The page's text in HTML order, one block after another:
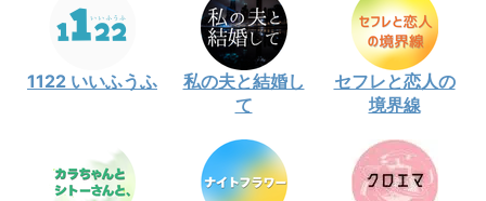
1122 いいふうふ
私の夫と結婚し
て
セフレと恋人の
境界線